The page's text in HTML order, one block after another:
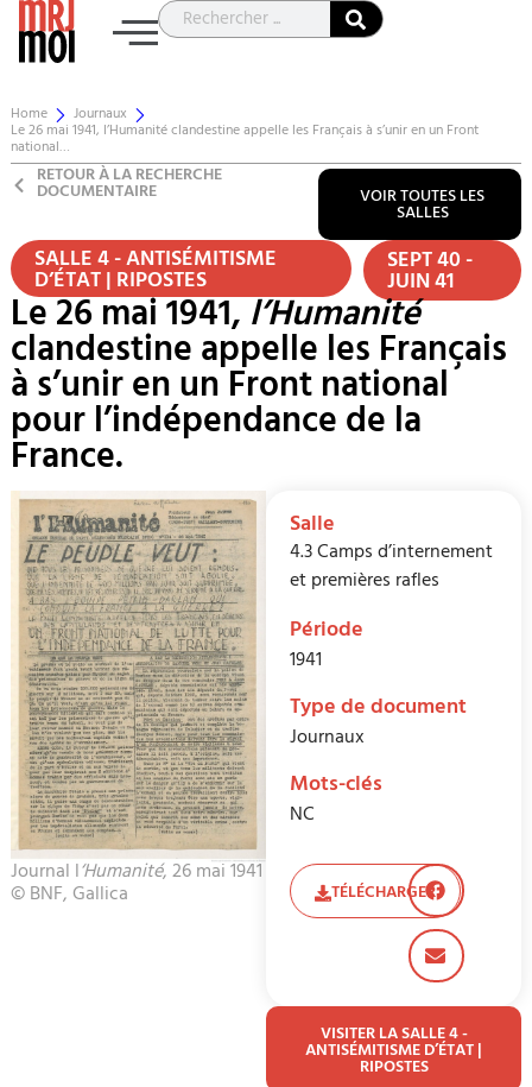
Home Journaux
Le 26 mai 1941, l’Humanité clandestine appelle les Français à s’unir en un Front
national…
RETOUR À LA RECHERCHE
DOCUMENTAIRE VOIR TOUTES LES
SALLES
SALLE 4 - ANTISÉMITISME
D’ÉTAT | RIPOSTES SEPT 40 -
JUIN 41
Le 26 mai 1941,l’Humanité
clandestine appelle les Français
à s’unir en un Front national
pour l’indépendance de la
France.
Journal l‘Humanité, 26 mai 1941
© BNF, Gallica
Salle
4.3 Camps d’internement
et premières rafles
Période
1941
Type de document
Journaux
Mots-clés
NC
TÉLÉCHARGER
VISITER LA SALLE 4 -
ANTISÉMITISME D’ÉTAT |
RIPOSTES